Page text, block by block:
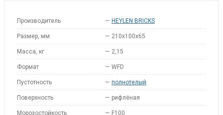
Производитель — HEYLEN BRICKS
Размер, мм — 210x100x65
Масса, кг — 2,15
Формат — WFD
Пустотность — полнотелый
Поверхность — рифлёная
Морозостойкость — F100